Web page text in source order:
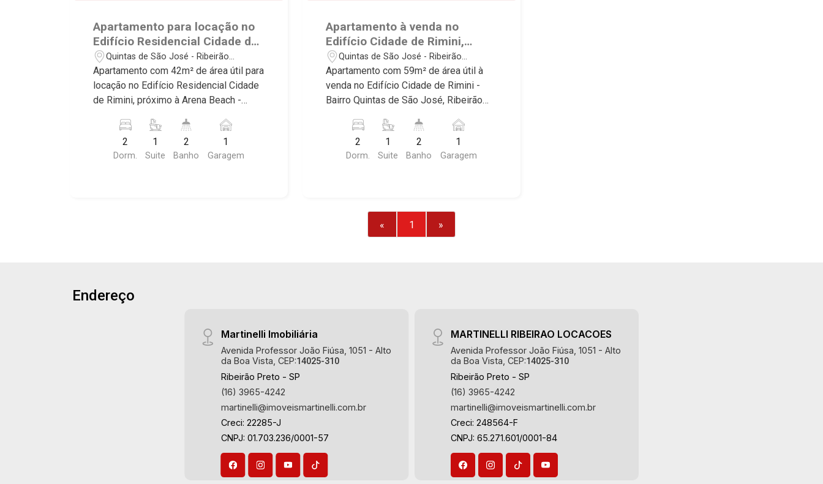
Apartamento para locação no
Edifício Residencial Cidade de
Rimini, próximo à Arena Beach
- Ribeirão Preto/SP.
Quintas de São José - Ribeirão
Preto/SP
Apartamento com 42m² de área útil para
locação no Edifício Residencial Cidade
de Rimini, próximo à Arena Beach -
Preto/SP. Conheça as características
deste imóvel que a Martinelli
Imobiliária selecionou para você: - 42m
locação de apartamentos nos
condomínios mais desejados da Zona
infraestrutura completa e qualidade de
empreendimentos de maior prestígio
Les Alpes Residence, Porto Búzios,
Sequóia, Blue Diamond, Mirante do Ipê,
Hype, Grand Privilège, Grand Raya,
Grand Paysage, Praças do Sul, Uber
Miró, Uber Corbusier, Le Monde Parc,
Place Vendôme, Place des Vosges,
2
Dorm.
1
Suite
2
Banho
1
Garagem
Apartamento à venda no
Edifício Cidade de Rimini,
próximo à Arena Beach
Ribeirão - Ribeirão Preto.
Quintas de São José - Ribeirão
Preto/SP
Apartamento com 59m² de área útil à
venda no Edifício Cidade de Rimini -
Bairro Quintas de São José, Ribeirão
deste imóvel que a Martinelli
Imobiliária selecionou para você: -
59m² de área útil - 2 dormitórios com
gourmet com churrasqueira - Vista livre
2
Dorm.
1
Suite
2
Banho
1
Garagem
« 1 »
Endereço
Martinelli Imobiliária
Avenida Professor João Fiúsa, 1051 - Alto
da Boa Vista, CEP:14025-310
Ribeirão Preto - SP
(16) 3965-4242
martinelli@imoveismartinelli.com.br
Creci: 22285-J
CNPJ: 01.703.236/0001-57
MARTINELLI RIBEIRAO LOCACOES
Avenida Professor João Fiúsa, 1051 - Alto
da Boa Vista, CEP:14025-310
Ribeirão Preto - SP
(16) 3965-4242
martinelli@imoveismartinelli.com.br
Creci: 248564-F
CNPJ: 65.271.601/0001-84